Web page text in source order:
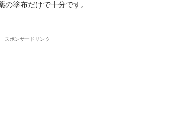
塗布だけで十分です。
スポンサードリンク